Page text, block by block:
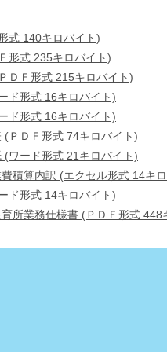
式 140キロバイト)
形式 235キロバイト)
ＤＦ形式 215キロバイト)
ド形式 16キロバイト)
ド形式 16キロバイト)
(ＰＤＦ形式 74キロバイト)
(ワード形式 21キロバイト)
積算内訳 (エクセル形式 14キ
ド形式 14キロバイト)
所業務仕様書 (ＰＤＦ形式 448